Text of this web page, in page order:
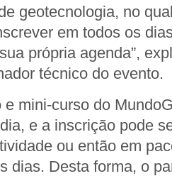
geotecnologia, no
em todos os
própria agenda”,
técnico do evento.
e mini-curso do
e a inscrição pode
ou então em
dias. Desta forma, o